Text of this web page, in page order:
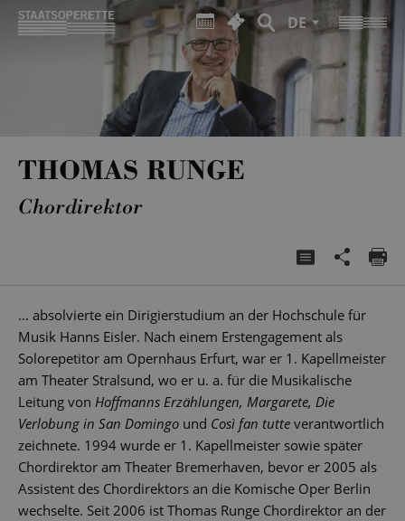
DE
THOMAS RUNGE
Chordirektor
… absolvierte ein Dirigierstudium an der Hochschule für
Musik Hanns Eisler. Nach einem Erstengagement als
Solorepetitor am Opernhaus Erfurt, war er 1. Kapellmeister
am Theater Stralsund, wo er u. a. für die Musikalische
Leitung von Hoffmanns Erzählungen, Margarete, Die
Verlobung in San Domingo und Così fan tutte verantwortlich
zeichnete. 1994 wurde er 1. Kapellmeister sowie später
Chordirektor am Theater Bremerhaven, bevor er 2005 als
Assistent des Chordirektors an die Komische Oper Berlin
wechselte. Seit 2006 ist Thomas Runge Chordirektor an der